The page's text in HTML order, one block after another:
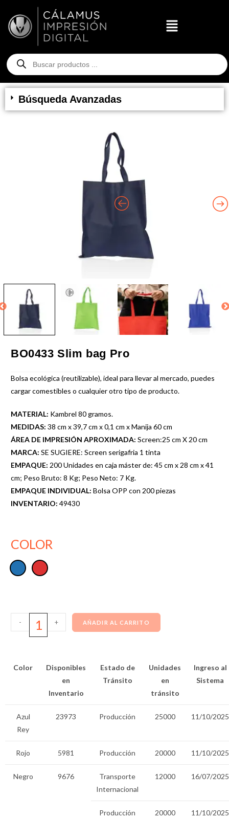
Búsqueda Avanzadas
BO0433 Slim bag Pro
Bolsa ecológica (reutilizable), ideal para llevar al mercado, puedes
cargar comestibles o cualquier otro tipo de producto.
MATERIAL: Kambrel 80 gramos.
MEDIDAS: 38 cm x 39,7 cm x 0,1 cm x Manija 60 cm
ÁREA DE IMPRESIÓN APROXIMADA: Screen:25 cm X 20 cm
MARCA: SE SUGIERE: Screen serigafria 1 tinta
EMPAQUE: 200 Unidades en caja máster de: 45 cm x 28 cm x 41
cm; Peso Bruto: 8 Kg; Peso Neto: 7 Kg.
EMPAQUE INDIVIDUAL: Bolsa OPP con 200 piezas
INVENTARIO: 49430
COLOR
- + AÑADIR AL CARRITO
Color
Disponibles
en
Inventario
Estado de
Tránsito
Unidades
en
tránsito
Ingreso al
Sistema
Azul
Rey
23973 Producción 25000 11/10/2025
Rojo 5981 Producción 20000 11/10/2025
Negro 9676
Transporte
Internacional
12000 16/07/2025
Producción 20000 11/10/2025